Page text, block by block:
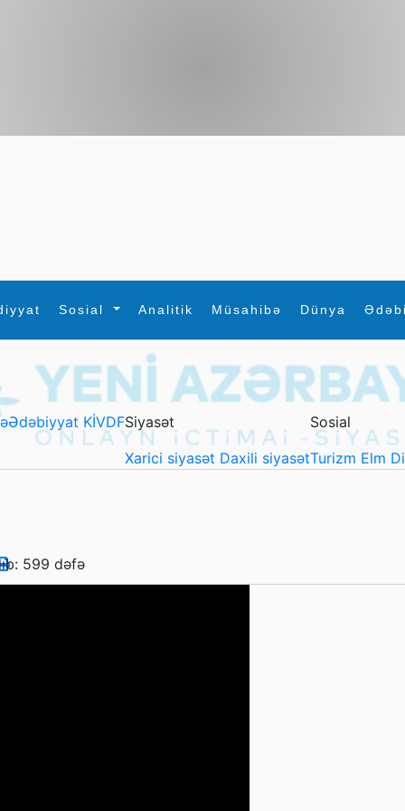
Sosial Analitik Müsahibə Dünya
Ədəbiyyat KİVDFSiyasət
Xarici siyasət Daxili siyasət
Sosial
Turizm Elm
599 dəfə